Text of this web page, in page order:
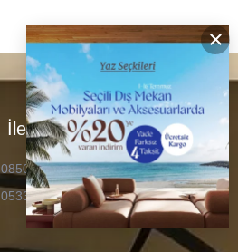
×
İletişim
0850 307 04 22
0533 336 71 13